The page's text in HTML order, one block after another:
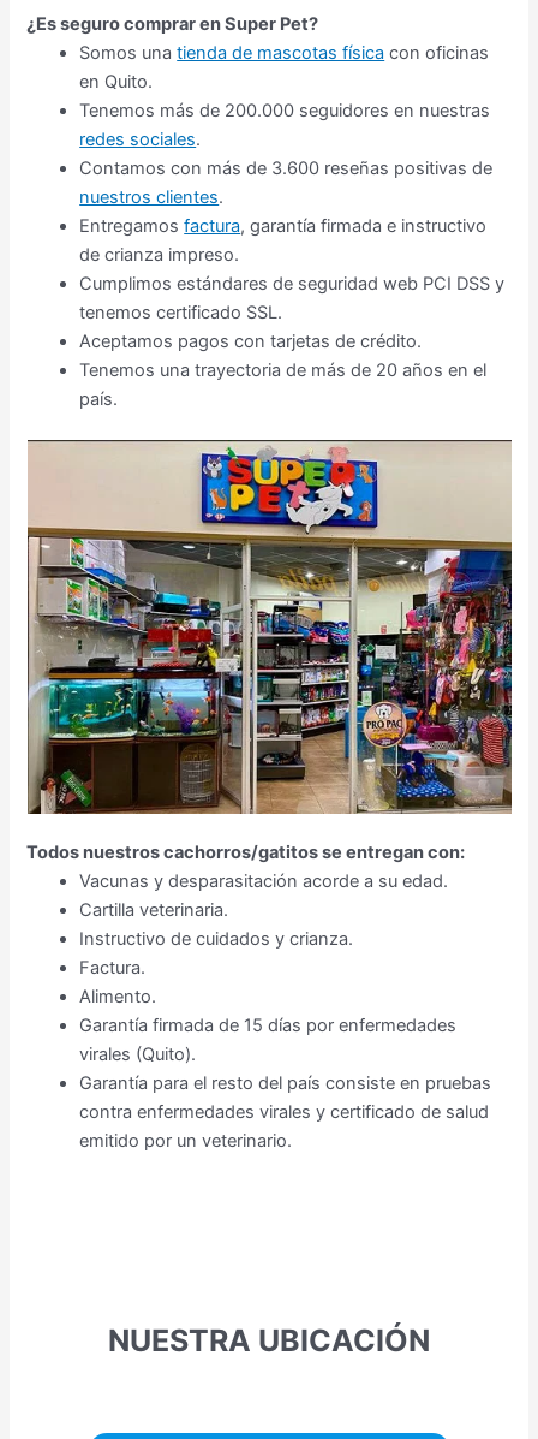
¿Es seguro comprar en Super Pet?
Somos unatienda de mascotas física con oficinas
en Quito.
Tenemos más de 200.000 seguidores en nuestras
redes sociales.
Contamos con más de 3.600 reseñas positivas de
nuestros clientes.
Entregamosfactura, garantía firmada e instructivo
de crianza impreso.
Cumplimos estándares de seguridad web PCI DSS y
tenemos certificado SSL.
Aceptamos pagos con tarjetas de crédito.
Tenemos una trayectoria de más de 20 años en el
país.
Todos nuestros cachorros/gatitos se entregan con:
Vacunas y desparasitación acorde a su edad.
Cartilla veterinaria.
Instructivo de cuidados y crianza.
Factura.
Alimento.
Garantía firmada de 15 días por enfermedades
virales (Quito).
Garantía para el resto del país consiste en pruebas
contra enfermedades virales y certificado de salud
emitido por un veterinario.
NUESTRA UBICACIÓN